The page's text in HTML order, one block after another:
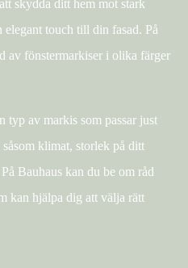
skydda ditt hem mot stark
elegant touch till din fasad. På
av fönstermarkiser i olika färger
typ av markis som passar just
klimat, storlek på ditt
Bauhaus kan du be om råd
kan hjälpa dig att välja rätt